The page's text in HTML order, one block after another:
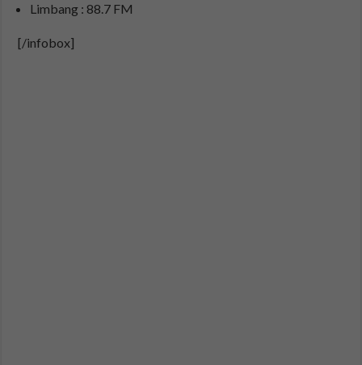
Limbang : 88.7 FM
[/infobox]